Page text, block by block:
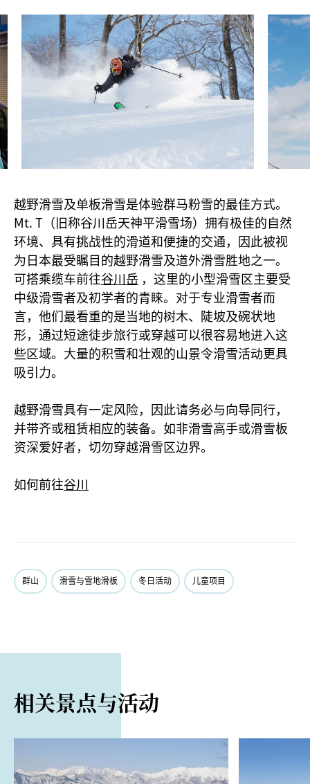
越野滑雪及单板滑雪是体验群马粉雪的最佳方式。
Mt. T（旧称谷川岳天神平滑雪场）拥有极佳的自然
环境、具有挑战性的滑道和便捷的交通，因此被视
为日本最受瞩目的越野滑雪及道外滑雪胜地之一。
可搭乘缆车前往谷川岳 ，这里的小型滑雪区主要受
中级滑雪者及初学者的青睐。对于专业滑雪者而
言，他们最看重的是当地的树木、陡坡及碗状地
形，通过短途徒步旅行或穿越可以很容易地进入这
些区域。大量的积雪和壮观的山景令滑雪活动更具
吸引力。
越野滑雪具有一定风险，因此请务必与向导同行，
并带齐或租赁相应的装备。如非滑雪高手或滑雪板
资深爱好者，切勿穿越滑雪区边界。
如何前往谷川
群山 滑雪与雪地滑板 冬日活动 儿童项目
相关景点与活动